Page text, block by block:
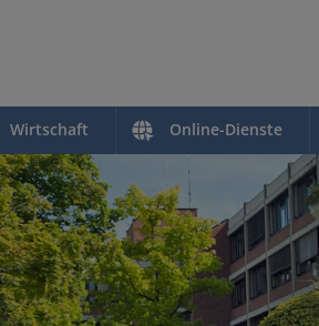
Wirtschaft Online-Dienste